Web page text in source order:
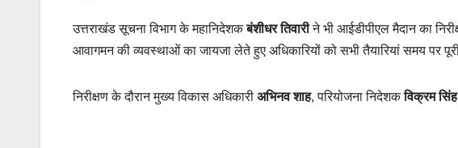
उत्तराखंड सूचना विभाग के महानिदेशकबंशीधर तिवारीने भी आईडीपीएल मैदान का
आवागमन की व्यवस्थाओं का जायजा लेते हुए अधिकारियों को सभी तैयारियां समय पर
निरीक्षण के दौरान मुख्य विकास अधिकारी अभिनव शाह, परियोजना निदेशकविक्रम सिंह